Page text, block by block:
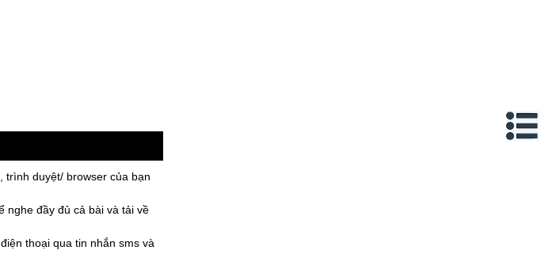
, trình duyệt/ browser của bạn
nghe đầy đủ cả bài và tải về
thoại qua tin nhắn sms và